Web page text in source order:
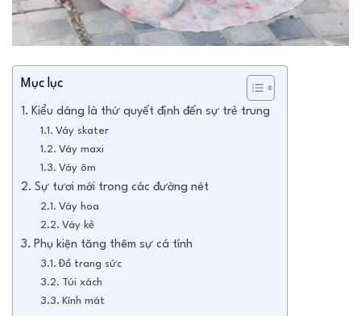
Mục lục
Kiểu dáng là thứ quyết định đến sự trẻ trung
Váy skater
Váy maxi
Váy ôm
Sự tươi mới trong các đường nét
Váy hoa
Váy kẻ
Phụ kiện tăng thêm sự cá tính
Đồ trang sức
Túi xách
Kính mát